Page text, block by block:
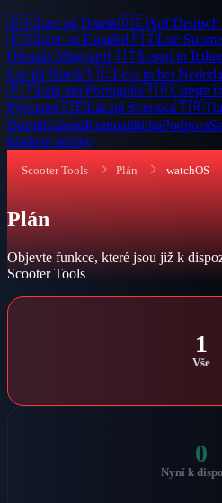
🇩🇰Læs på Dansk🇩🇪Auf Deutsch
🇪🇸Leer en Español🇫🇮Lue
Olvasás Magyarul🇮🇹Leggi in
Les på Norsk🇳🇱Lees in het
🇵🇹Leia em Português🇷🇴Citește
Русском🇸🇪Läs på Svenska🇹🇷
DomůGalerieKompatibilitaPodpora
kladené otázky
Scooter Tools Plán watchOS
Plán
Objevte funkce, které jsou již k
Scooter Tools
1
Vše
0
Nyní k